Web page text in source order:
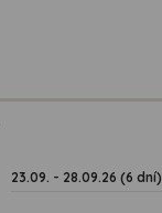
23.09. - 28.09.26 (6 dní)